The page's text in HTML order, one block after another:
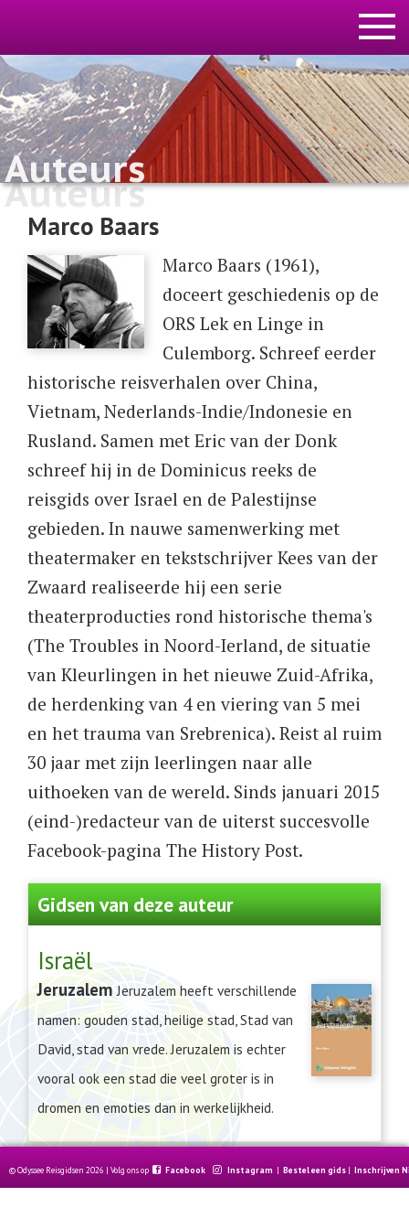
Auteurs
Auteurs
Gidsen van deze auteur
Israël
Jeruzalem Jeruzalem heeft verschillende
namen: gouden stad, heilige stad, Stad van
David, stad van vrede. Jeruzalem is echter
vooral ook een stad die veel groter is in
dromen en emoties dan in werkelijkheid.
Marco Baars
​Marco Baars (1961),
doceert geschiedenis op de
ORS Lek en Linge in
Culemborg. Schreef eerder
historische reisverhalen over China,
Vietnam, Nederlands-Indie/Indonesie en
Rusland. Samen met Eric van der Donk
schreef hij in de Dominicus reeks de
reisgids over Israel en de Palestijnse
gebieden. In nauwe samenwerking met
theatermaker en tekstschrijver Kees van der
Zwaard realiseerde hij een serie
theaterproducties rond historische thema's
(The Troubles in Noord-Ierland, de situatie
van Kleurlingen in het nieuwe Zuid-Afrika,
de herdenking van 4 en viering van 5 mei
en het trauma van Srebrenica). Reist al ruim
30 jaar met zijn leerlingen naar alle
uithoeken van de wereld. Sinds januari 2015
(eind-)redacteur van de uiterst succesvolle
Facebook-pagina The History Post.
© Odyssee Reisgidsen 2026 | Volg ons op Facebook Instagram | Bestel een gids | Inschrijven